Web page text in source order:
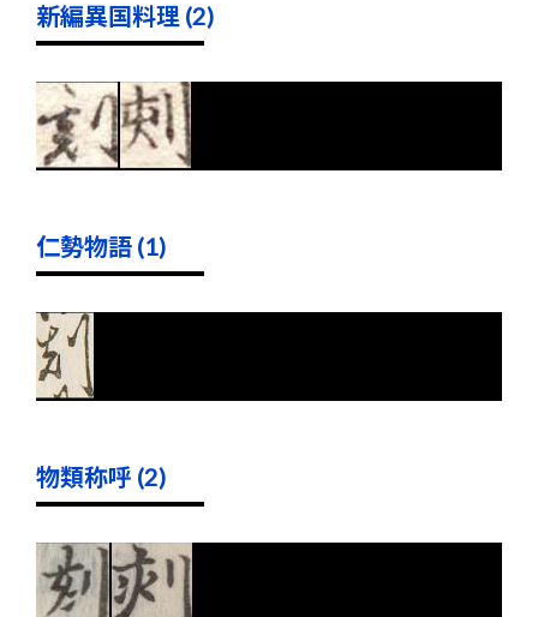
新編異国料理 (2)
仁勢物語 (1)
物類称呼 (2)